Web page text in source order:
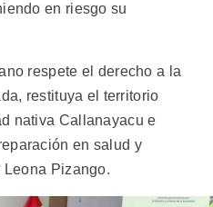
en riesgo su
respete el derecho a la
restituya el territorio
nativa Callanayacu e
en salud y
Pizango.